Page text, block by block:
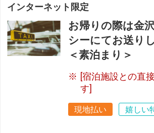
インターネット限定
お帰りの際は金
シーにてお送り
＜素泊まり＞
[宿泊施設との直
す]
現地払い 嬉しい